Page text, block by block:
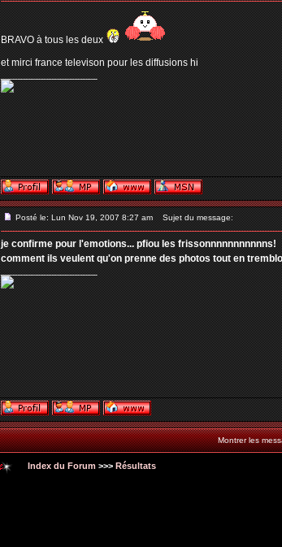
BRAVO à tous les deux
et mirci france televison pour les diffusions hi
_________________
Posté le: Lun Nov 19, 2007 8:27 am Sujet du message:
je confirme pour l'emotions... pfiou les frissonnnnnnnnnnns!
comment ils veulent qu'on prenne des photos tout en
_________________
Montrer les
Index du Forum >>> Résultats